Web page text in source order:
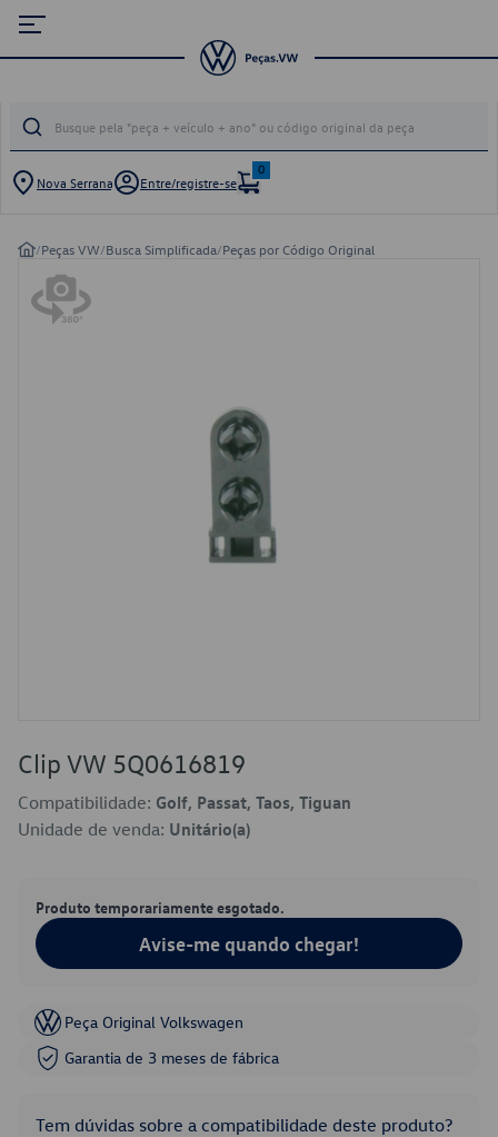
Nova Serrana Entre/registre-se
0
/Peças VW/Busca Simplificada/Peças por Código Original
Clip VW 5Q0616819
Compatibilidade: Golf, Passat, Taos, Tiguan
Unidade de venda: Unitário(a)
Produto temporariamente esgotado.
Avise-me quando chegar!
Peça Original Volkswagen
Garantia de 3 meses de fábrica
Tem dúvidas sobre a compatibilidade deste produto?